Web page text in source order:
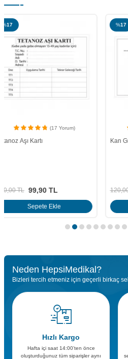
%
(47 Yorum)
Kan Grubu Kartı
120,00 TL 99,90
Sepete Ekle
Neden HepsiMedikal?
Bizleri tercih etmeniz için geçerli birkaç
Hızlı Kargo
Hafta içi saat 14:00’ten önce
oluşturduğunuz tüm siparişler aynı